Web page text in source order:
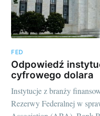
FED
Odpowiedź
cyfrowego dolara
Instytucje z branży
Rezerwy Federalnej w